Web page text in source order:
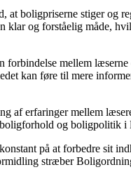
at boligpriserne stiger og
klar og forståelig måde,
forbindelse mellem læserne
kan føre til mere
af erfaringer mellem
og boligpolitik i
på at forbedre sit
stræber